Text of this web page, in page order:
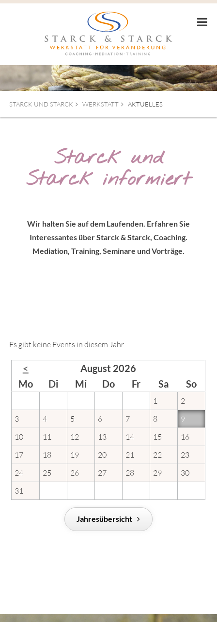
STARCK UND STARCK WERKSTATT AKTUELLES
Starck und
Starck informiert
Wir halten Sie auf dem Laufenden. Erfahren Sie
Interessantes über Starck & Starck, Coaching.
Mediation, Training, Seminare und Vorträge.
Es gibt keine Events in diesem Jahr.
<
August 2026
MontagDienstag
Mittwoch
Donnerstag
FreitagSamstag
So
1
2
3
4 5 6 7 8
9
10
11 12 13 14 15
16
17
18 19 20 21 22
23
24
25 26 27 28 29
30
31
Jahresübersicht